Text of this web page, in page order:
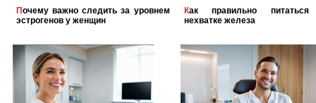
Почему важно следить за уровнем
эстрогенов у женщин
Как правильно питаться при
нехватке железа